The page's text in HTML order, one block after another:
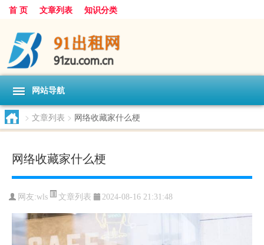
首 页 文章列表 知识分类
网站导航
> 文章列表 > 网络收藏家什么梗
网络收藏家什么梗
网友:wls 文章列表 2024-08-16 21:31:48